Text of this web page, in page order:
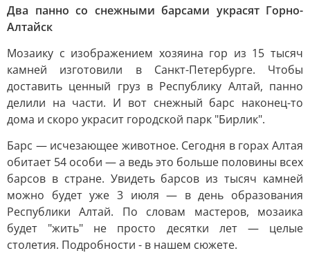
Два панно со снежными барсами украсят Горно-
Алтайск
Мозаику с изображением хозяина гор из 15 тысяч
камней изготовили в Санкт-Петербурге. Чтобы
доставить ценный груз в Республику Алтай, панно
делили на части. И вот снежный барс наконец-то
дома и скоро украсит городской парк "Бирлик".
Барс — исчезающее животное. Сегодня в горах Алтая
обитает 54 особи — а ведь это больше половины всех
барсов в стране. Увидеть барсов из тысяч камней
можно будет уже 3 июля — в день образования
Республики Алтай. По словам мастеров, мозаика
будет "жить" не просто десятки лет — целые
столетия. Подробности - в нашем сюжете.